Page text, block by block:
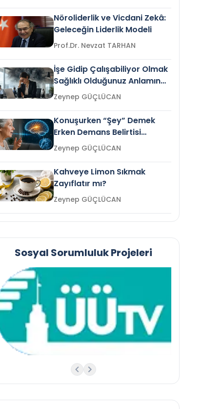
Nöroliderlik ve Vicdani Zekâ:
Geleceğin Liderlik Modeli
Prof.Dr. Nevzat TARHAN
İşe Gidip Çalışabiliyor Olmak
Sağlıklı Olduğunuz Anlamına
Gelir mi?Zeynep GÜÇLÜCAN
Konuşurken “Şey” Demek
Erken Demans Belirtisi
Olabilir mi?Zeynep GÜÇLÜCAN
Kahveye Limon Sıkmak
Zayıflatır mı?
Zeynep GÜÇLÜCAN
Sosyal Sorumluluk Projeleri